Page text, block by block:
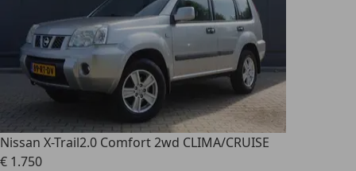
Nissan X-Trail2.0 Comfort 2wd CLIMA/CRUISE
€ 1.750